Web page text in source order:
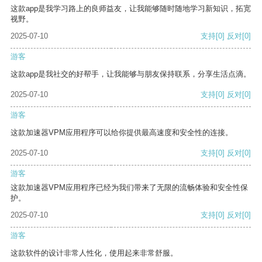
这款app是我学习路上的良师益友，让我能够随时随地学习新知识，拓宽
视野。
2025-07-10
支持[0] 反对[0]
游客
这款app是我社交的好帮手，让我能够与朋友保持联系，分享生活点滴。
2025-07-10 支持[0] 反对[0]
游客
这款加速器VPM应用程序可以给你提供最高速度和安全性的连接。
2025-07-10 支持[0] 反对[0]
游客
这款加速器VPM应用程序已经为我们带来了无限的流畅体验和安全性保
护。
2025-07-10
支持[0] 反对[0]
游客
这款软件的设计非常人性化，使用起来非常舒服。